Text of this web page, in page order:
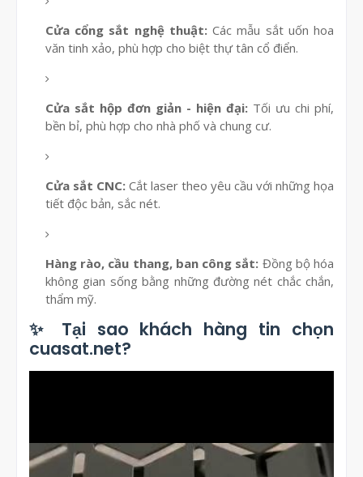
Cửa cổng sắt nghệ thuật:Các mẫu sắt uốn hoa
văn tinh xảo, phù hợp cho biệt thự tân cổ điển.
Cửa sắt hộp đơn giản - hiện đại: Tối ưu chi phí,
bền bỉ, phù hợp cho nhà phố và chung cư.
Cửa sắt CNC: Cắt laser theo yêu cầu với những họa
tiết độc bản, sắc nét.
Hàng rào, cầu thang, ban công sắt: Đồng bộ hóa
không gian sống bằng những đường nét chắc chắn,
thẩm mỹ.
✨ Tại sao khách hàng tin chọn
cuasat.net?